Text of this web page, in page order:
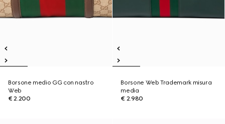
Borsone medio GG con nastro
Web
€ 2.200
Borsone Web Trademark misura
media
€ 2.980